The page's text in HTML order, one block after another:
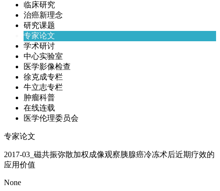
临床研究
治癌新理念
研究课题
专家论文
学术研讨
中心实验室
医学影像检查
徐克成专栏
牛立志专栏
肿瘤科普
在线连载
医学伦理委员会
专家论文
2017-03_磁共振弥散加权成像观察胰腺癌冷冻术后近期疗效的
应用价值
None